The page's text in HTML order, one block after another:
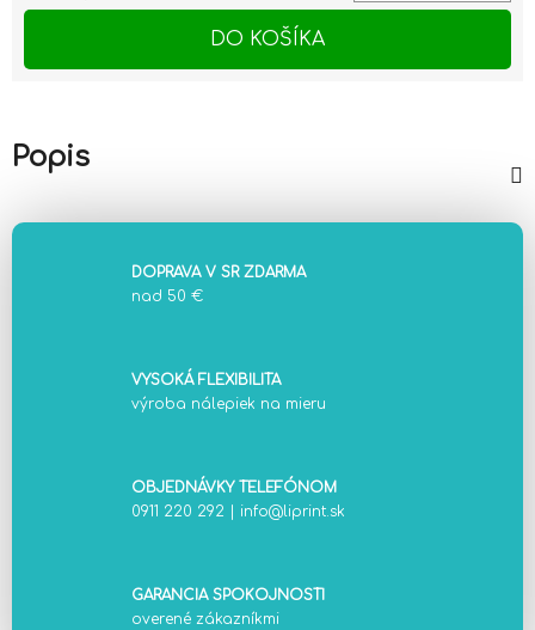
DO KOŠÍKA
Popis
DOPRAVA V SR ZDARMA
nad 50 €
VYSOKÁ FLEXIBILITA
výroba nálepiek na mieru
OBJEDNÁVKY TELEFÓNOM
0911 220 292
info@liprint.sk
GARANCIA SPOKOJNOSTI
overené zákazníkmi